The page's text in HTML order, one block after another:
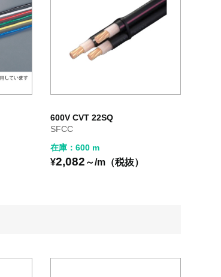
600V CVT 22SQ
SFCC
在庫：600 m
¥2,082 ～/m（税抜）